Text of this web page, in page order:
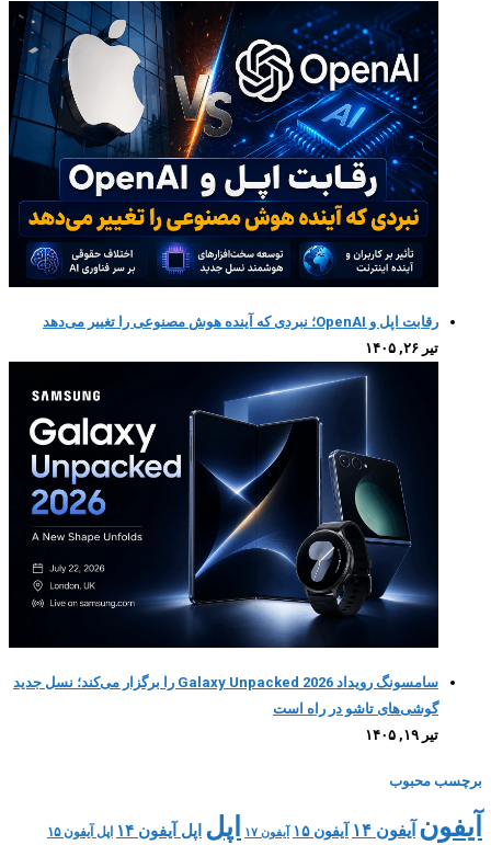
رقابت اپل و OpenAI؛ نبردی که آینده هوش مصنوعی را تغییر می‌دهد
تیر ۲۶, ۱۴۰۵
سامسونگ رویداد Galaxy Unpacked 2026 را برگزار می‌کند؛ نسل جدید
گوشی‌های تاشو در راه است
تیر ۱۹, ۱۴۰۵
برچسب محبوب
آیفون آیفون ۱۴ آیفون ۱۵ آیفون ۱۷ اپل اپل آیفون ۱۴ اپل آیفون ۱۵